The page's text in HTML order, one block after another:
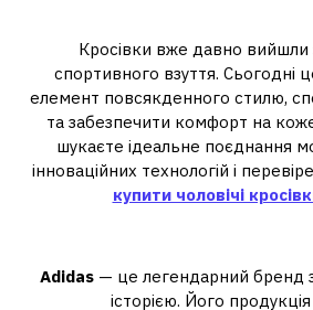
Кросівки вже давно вийшли
спортивного взуття. Сьогодні
елемент повсякденного стилю,
та забезпечити комфорт на
шукаєте ідеальне поєднання
інноваційних технологій і
купити чоловічі
Adidas— це легендарний бренд
історією. Його